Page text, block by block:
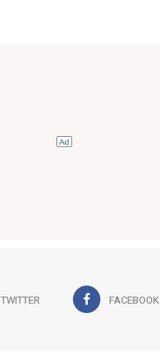
TWITTER FACEBOOK